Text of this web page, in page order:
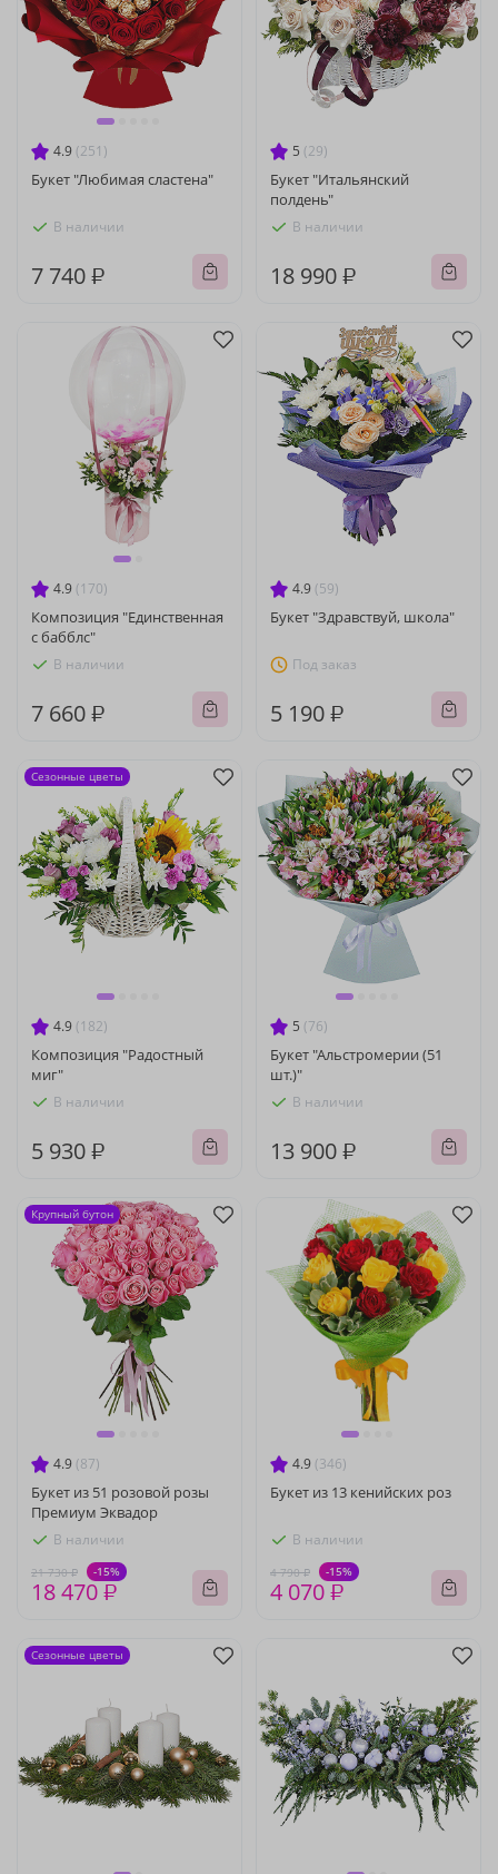
4.9 (251)
Букет "Любимая сластена"
В наличии
7 740 ₽
5 (29)
Букет "Итальянский
полдень"
В наличии
18 990 ₽
4.9 (170)
Композиция "Единственная
с бабблс"
В наличии
7 660 ₽
4.9 (59)
Букет "Здравствуй, школа"
Под заказ
5 190 ₽
4.9 (182)
Композиция "Радостный
миг"
В наличии
5 930 ₽
Сезонные цветы
5 (76)
Букет "Альстромерии (51
шт.)"
В наличии
13 900 ₽
4.9 (87)
Букет из 51 розовой розы
Премиум Эквадор
В наличии
21 730 ₽ -15%
18 470 ₽
Крупный бутон
4.9 (346)
Букет из 13 кенийских роз
В наличии
4 790 ₽ -15%
4 070 ₽
Сезонные цветы